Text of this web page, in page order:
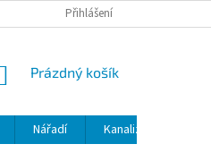
MOJE OBJEDNÁVKA
Přihlášení
NÁKUPNÍ
Prázdný košík
Nářadí Kanalizace